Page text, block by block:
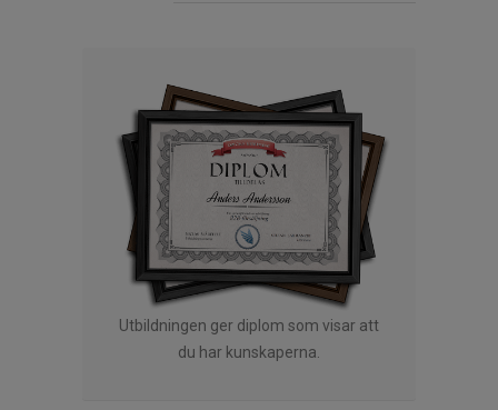
Utbildningen ger diplom som visar att
du har kunskaperna.